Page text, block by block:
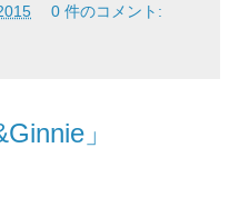
0 件のコメント:
」